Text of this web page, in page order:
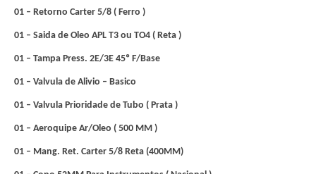
01 – Retorno Carter 5/8 ( Ferro )
01 – Saida de Oleo APL T3 ou TO4 ( Reta )
01 – Tampa Press. 2E/3E 45º F/Base
01 – Valvula de Alivio – Basico
01 – Valvula Prioridade de Tubo ( Prata )
01 – Aeroquipe Ar/Oleo ( 500 MM )
01 – Mang. Ret. Carter 5/8 Reta (400MM)